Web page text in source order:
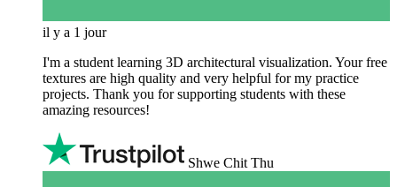
il y a 1 jour
I'm a student learning 3D architectural visualization. Your free
textures are high quality and very helpful for my practice
projects. Thank you for supporting students with these
amazing resources!
Shwe Chit Thu